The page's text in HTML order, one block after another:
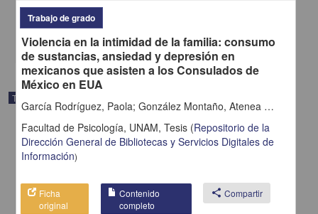
2025
Medicina y Ciencias de la Salud
share
Trabajo de grado
Trabajo de grado
Violencia en la intimidad de la familia: consumo
de sustancias, ansiedad y depresión en
mexicanos que asisten a los Consulados de
México en EUA
García Rodríguez, Paola; González Montaño, Atenea Marilú
Facultad de Psicología, UNAM, Tesis (Repositorio de la
Dirección General de Bibliotecas y Servicios Digitales de
Información)
Ficha
original
Contenido
completo
share Compartir